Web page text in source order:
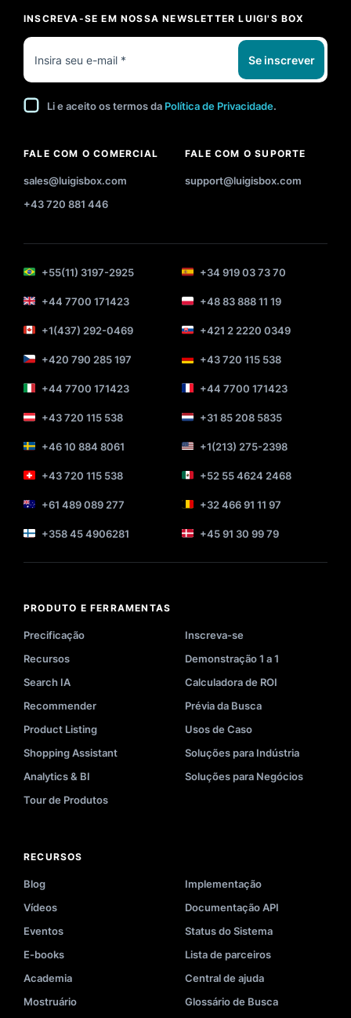
INSCREVA-SE EM NOSSA NEWSLETTER LUIGI'S BOX
Se inscrever
Li e aceito os termos da Política de Privacidade.
FALE COM O COMERCIAL
sales@luigisbox.com
+43 720 881 446
FALE COM O SUPORTE
support@luigisbox.com
+55(11) 3197-2925 +34 919 03 73 70
+44 7700 171423 +48 83 888 11 19
+1(437) 292-0469 +421 2 2220 0349
+420 790 285 197 +43 720 115 538
+44 7700 171423 +44 7700 171423
+43 720 115 538 +31 85 208 5835
+46 10 884 8061 +1(213) 275-2398
+43 720 115 538 +52 55 4624 2468
+61 489 089 277 +32 466 91 11 97
+358 45 4906281 +45 91 30 99 79
PRODUTO E FERRAMENTAS
Precificação
Inscreva-se
Recursos
Demonstração 1 a 1
Search IA
Calculadora de ROI
Recommender
Prévia da Busca
Product Listing
Usos de Caso
Shopping Assistant
Soluções para Indústria
Analytics & BI
Soluções para Negócios
Tour de Produtos
RECURSOS
Blog
Implementação
Vídeos
Documentação API
Eventos
Status do Sistema
E-books
Lista de parceiros
Academia
Central de ajuda
Mostruário
Glossário de Busca